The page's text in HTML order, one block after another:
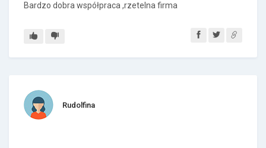
Bardzo dobra współpraca ,rzetelna firma
Rudolfina